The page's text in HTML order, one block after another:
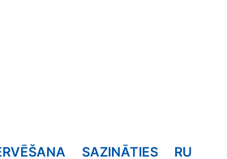
SAZINĀTIES RU